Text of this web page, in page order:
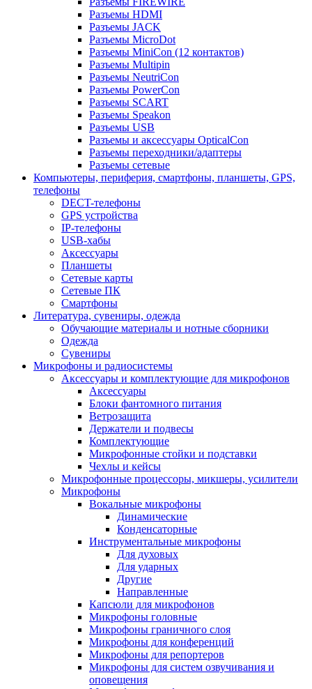
Разъемы HDMI
Разъемы JACK
Разъемы MicroDot
Разъемы MiniCon (12 контактов)
Разъемы Multipin
Разъемы NeutriCon
Разъемы PowerCon
Разъемы SCART
Разъемы Speakon
Разъемы USB
Разъемы и аксессуары OpticalCon
Разъемы переходники/адаптеры
Разъемы сетевые
Компьютеры, периферия, смартфоны, планшеты, GPS,
телефоны
DECT-телефоны
GPS устройства
IP-телефоны
USB-хабы
Аксессуары
Планшеты
Сетевые карты
Сетевые ПК
Смартфоны
Литература, сувениры, одежда
Обучающие материалы и нотные сборники
Одежда
Сувениры
Микрофоны и радиосистемы
Аксессуары и комплектующие для микрофонов
Аксессуары
Блоки фантомного питания
Ветрозащита
Держатели и подвесы
Комплектующие
Микрофонные стойки и подставки
Чехлы и кейсы
Микрофонные процессоры, микшеры, усилители
Микрофоны
Вокальные микрофоны
Динамические
Конденсаторные
Инструментальные микрофоны
Для духовых
Для ударных
Другие
Направленные
Капсюли для микрофонов
Микрофоны головные
Микрофоны граничного слоя
Микрофоны для конференций
Микрофоны для репортеров
Микрофоны для систем озвучивания и
оповещения